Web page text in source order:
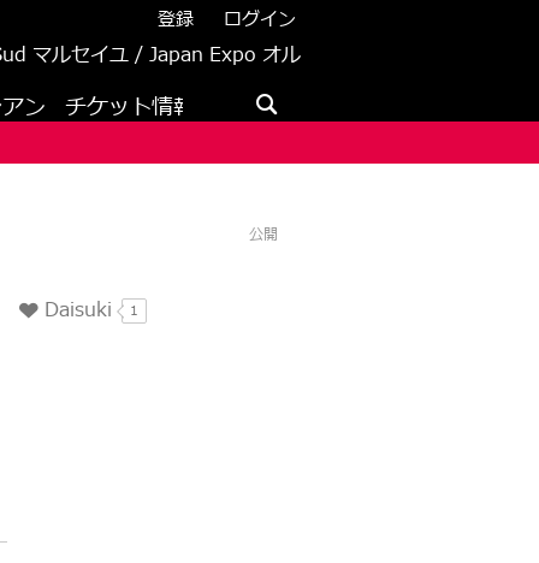
マルセイユ / Japan Expo オル
登録 ログイン
ン チケット情報 メディア
公開
Daisuki 1